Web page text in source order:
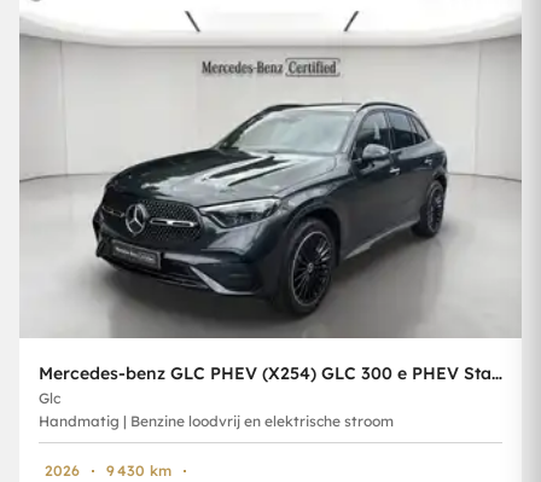
Mercedes-benz GLC PHEV (X254) GLC 300 e PHEV Star Edition (230 kW)
Glc
Handmatig | Benzine loodvrij en elektrische stroom
2026 9 430 km